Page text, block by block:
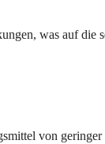
was auf
von